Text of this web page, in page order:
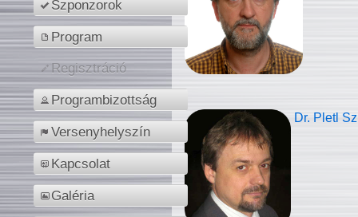
Szponzorok
Program
Regisztráció
Programbizottság
Versenyhelyszín
Kapcsolat
Galéria
Dr. Pletl